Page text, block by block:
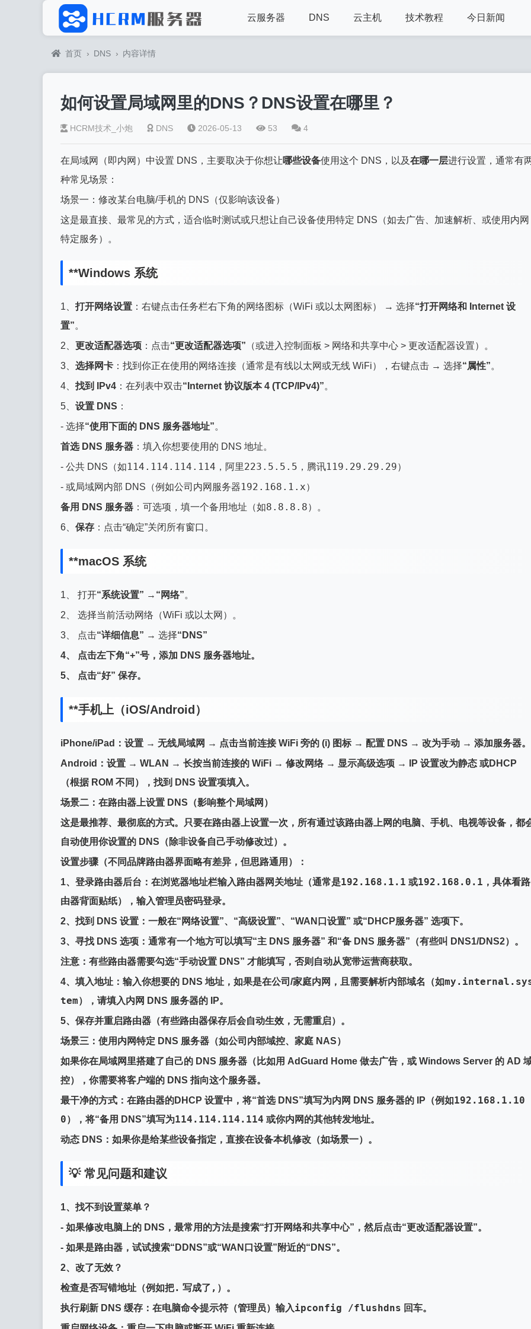
云服务器 DNS 云主机 技术教程 今日新闻
首页 › DNS › 内容详情
如何设置局域网里的DNS？DNS设置在哪里？
HCRM技术_小炮 DNS 2026-05-13 53 4
在局域网（即内网）中设置 DNS，主要取决于你想让哪些设备使用这个 DNS，以及在哪一层进行设置，通常有
种常见场景：
场景一：修改某台电脑/手机的 DNS（仅影响该设备）
这是最直接、最常见的方式，适合临时测试或只想让自己设备使用特定 DNS（如去广告、加速解析、或使用内网
特定服务）。
**Windows 系统
1、 打开网络设置 ：右键点击任务栏右下角的网络图标（WiFi 或以太网图标） → 选择“打开网络和 Internet 设
置”。
2、 更改适配器选项 ：点击“更改适配器选项” （或进入控制面板 > 网络和共享中心 > 更改适配器设置）。
3、 选择网卡 ：找到你正在使用的网络连接（通常是有线以太网或无线 WiFi），右键点击 → 选择“属性”。
4、 找到 IPv4 ：在列表中双击“Internet 协议版本 4 (TCP/IPv4)”。
5、 设置 DNS ：
- 选择“使用下面的 DNS 服务器地址”。
首选 DNS 服务器 ：填入你想要使用的 DNS 地址。
- 公共 DNS（如114.114.114.114 ，阿里223.5.5.5 ，腾讯119.29.29.29）
- 或局域网内部 DNS（例如公司内网服务器192.168.1.x）
备用 DNS 服务器 ：可选项，填一个备用地址（如8.8.8.8）。
6、 保存 ：点击“确定”关闭所有窗口。
**macOS 系统
1、 打开“系统设置” → “网络”。
2、 选择当前活动网络（WiFi 或以太网）。
3、 点击“详细信息” → 选择“DNS”
4、 点击左下角“+”号 ，添加 DNS 服务器地址。
5、 点击“好” 保存。
**手机上（iOS/Android）
iPhone/iPad ：设置 → 无线局域网 → 点击当前连接 WiFi 旁的 (i) 图标 → 配置 DNS → 改为手动 → 添加服务器。
Android ：设置 → WLAN → 长按当前连接的 WiFi → 修改网络 → 显示高级选项 → IP 设置改为静态 或DHCP
（根据 ROM 不同），找到 DNS 设置项填入。
场景二：在路由器上设置 DNS（影响整个局域网）
这是最推荐、最彻底的方式。
只要在路由器上设置一次，所有通过该路由器上网的电脑、手机、电视等设备，都
自动使用你设置的 DNS （除非设备自己手动修改过）。
设置步骤（不同品牌路由器界面略有差异，但思路通用）：
1、 登录路由器后台 ：在浏览器地址栏输入路由器网关地址（通常是192.168.1.1 或192.168.0.1 ，具体看路
由器背面贴纸），输入管理员密码登录。
2、 找到 DNS 设置 ：一般在“网络设置”、 “高级设置”、 “WAN口设置” 或“DHCP服务器” 选项下。
3、 寻找 DNS 选项 ：通常有一个地方可以填写“主 DNS 服务器” 和“备 DNS 服务器” （有些叫 DNS1/DNS2）。
注意 ：有些路由器需要勾选“手动设置 DNS” 才能填写，否则自动从宽带运营商获取。
4、 填入地址 ：输入你想要的 DNS 地址，如果是在公司/家庭内网，且需要解析内部域名（如
tem），请填入内网 DNS 服务器的 IP。
5、 保存并重启路由器 （有些路由器保存后会自动生效，无需重启）。
场景三：使用内网特定 DNS 服务器（如公司内部域控、家庭 NAS）
如果你在局域网里搭建了自己的 DNS 服务器（比如用 AdGuard Home 做去广告，或 Windows Server 的 AD
控），你需要将客户端的 DNS 指向这个服务器。
最干净的方式 ：在路由器的DHCP 设置中，将“首选 DNS”填写为内网 DNS 服务器的 IP（例如192.168.1.10
0），将“备用 DNS”填写为114.114.114.114 或你内网的其他转发地址。
动态 DNS ：如果你是给某些设备指定，直接在设备本机修改（如场景一）。
💡 常见问题和建议
1、 找不到设置菜单？
- 如果修改电脑上的 DNS，最常用的方法是搜索“打开网络和共享中心”，然后点击“更改适配器设置”。
- 如果是路由器，试试搜索“DDNS”或“WAN口设置”附近的“DNS”。
2、 改了无效？
检查是否写错地址 （例如把. 写成了 , ）。
执行刷新 DNS 缓存 ：在电脑命令提示符（管理员）输入ipconfig /flushdns 回车。